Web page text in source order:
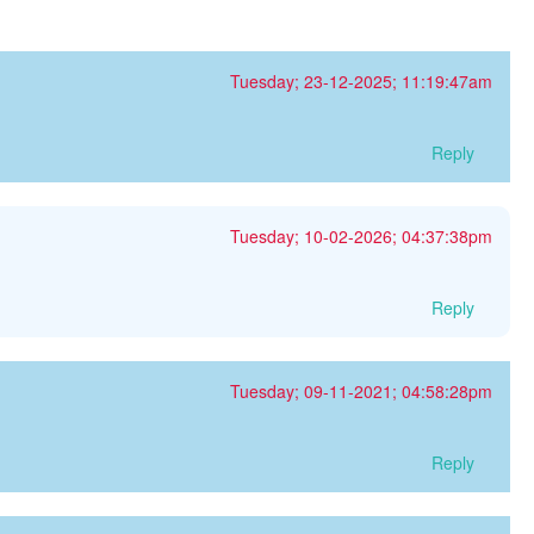
Tuesday; 23-12-2025; 11:19:47am
Reply
Tuesday; 10-02-2026; 04:37:38pm
Reply
Tuesday; 09-11-2021; 04:58:28pm
Reply